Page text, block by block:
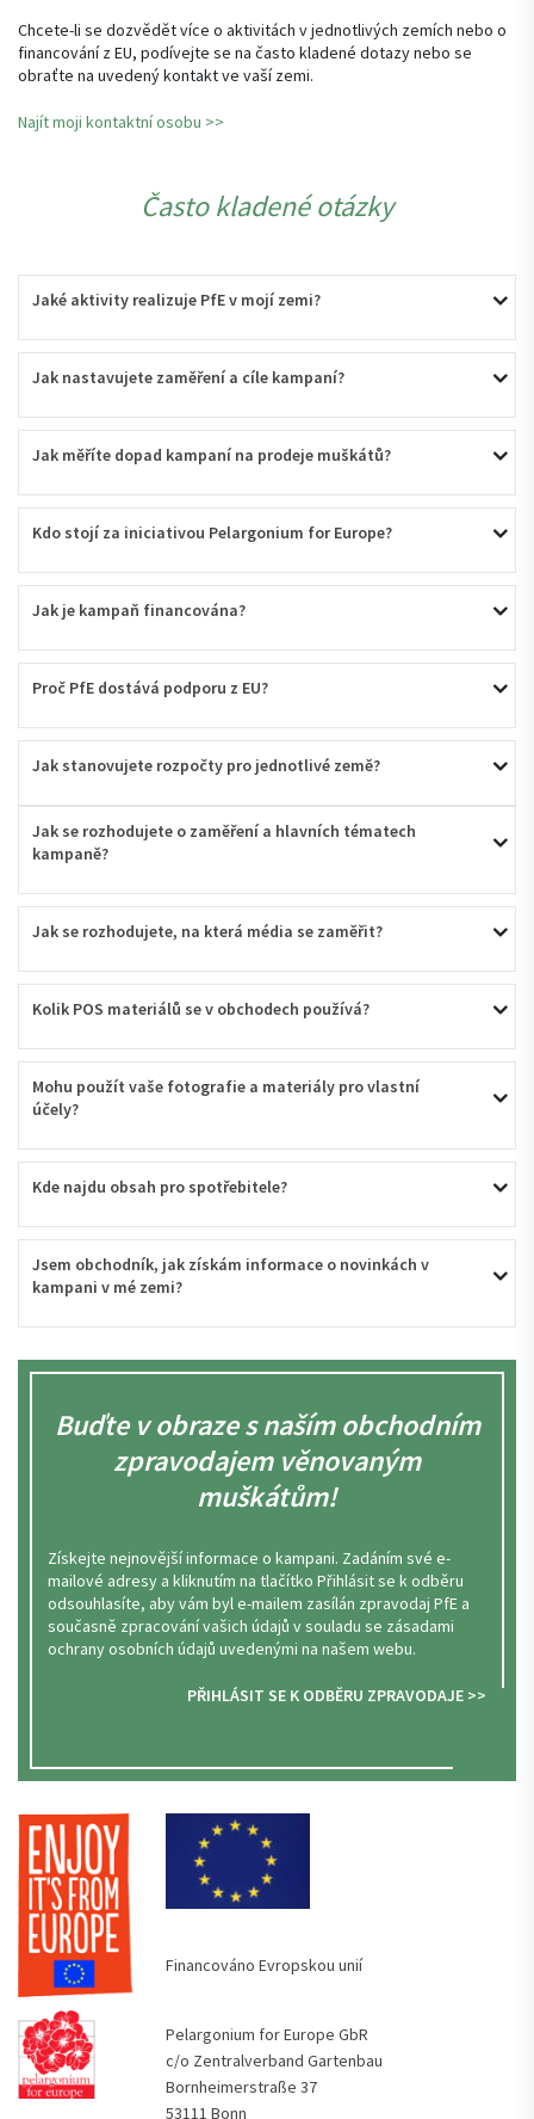
Chcete-li se dozvědět více o aktivitách v jednotlivých zemích nebo o
financování z EU, podívejte se na často kladené dotazy nebo se
obraťte na uvedený kontakt ve vaší zemi.
Najít moji kontaktní osobu >>
Často kladené otázky
Jaké aktivity realizuje PfE v mojí zemi?
Jak nastavujete zaměření a cíle kampaní?
Jak měříte dopad kampaní na prodeje muškátů?
Kdo stojí za iniciativou Pelargonium for Europe?
Jak je kampaň financována?
Proč PfE dostává podporu z EU?
Jak stanovujete rozpočty pro jednotlivé země?
Jak se rozhodujete o zaměření a hlavních tématech
kampaně?
Jak se rozhodujete, na která média se zaměřit?
Kolik POS materiálů se v obchodech používá?
Mohu použít vaše fotografie a materiály pro vlastní
účely?
Kde najdu obsah pro spotřebitele?
Jsem obchodník, jak získám informace o novinkách v
kampani v mé zemi?
Buďte v obraze s naším obchodním
zpravodajem věnovaným
muškátům!
Získejte nejnovější informace o kampani. Zadáním své e-
mailové adresy a kliknutím na tlačítko Přihlásit se k odběru
odsouhlasíte, aby vám byl e-mailem zasílán zpravodaj PfE a
současně zpracování vašich údajů v souladu se zásadami
ochrany osobních údajů uvedenými na našem webu.
PŘIHLÁSIT SE K ODBĚRU ZPRAVODAJE >>
Financováno Evropskou unií
Pelargonium for Europe GbR
c/o Zentralverband Gartenbau
Bornheimerstraße 37
53111 Bonn